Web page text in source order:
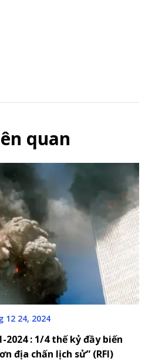
quan
12 24, 2024
2024 : 1/4 thế kỷ đầy biến
địa chấn lịch sử” (RFI)